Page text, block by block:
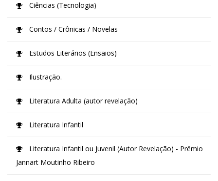
Ciências (Tecnologia)
Contos / Crônicas / Novelas
Estudos Literários (Ensaios)
Ilustração.
Literatura Adulta (autor revelação)
Literatura Infantil
Literatura Infantil ou Juvenil (Autor Revelação) - Prêmio
Jannart Moutinho Ribeiro